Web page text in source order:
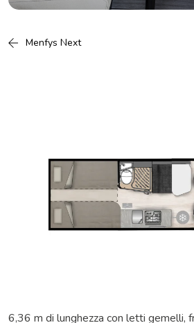
Menfys Next
6,36 m di lunghezza con letti gemelli,